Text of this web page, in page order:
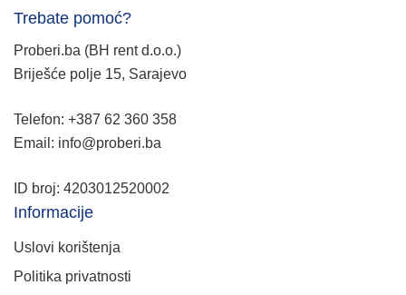
Trebate pomoć?
Proberi.ba (BH rent d.o.o.)
Briješće polje 15, Sarajevo
Telefon: +387 62 360 358
Email: info@proberi.ba
ID broj: 4203012520002
Informacije
Uslovi korištenja
Politika privatnosti